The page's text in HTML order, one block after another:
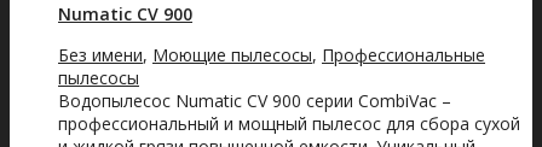
Numatic CV 900
Без имени, Моющие пылесосы, Профессиональные
пылесосы
Водопылесос Numatic CV 900 серии CombiVac –
профессиональный и мощный пылесос для сбора сухой